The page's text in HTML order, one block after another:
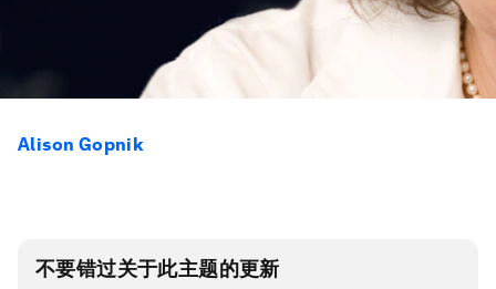
Alison Gopnik
不要错过关于此主题的更新